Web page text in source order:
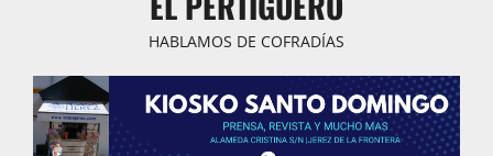
HABLAMOS DE COFRADÍAS